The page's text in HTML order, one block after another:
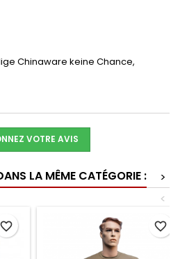
Chinaware keine Chance,
VOTRE AVIS
LA MÊME CATÉGORIE :
>
<
favorite_border favorite_border